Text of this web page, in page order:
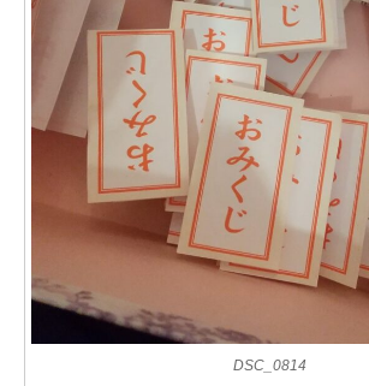
DSC_0814